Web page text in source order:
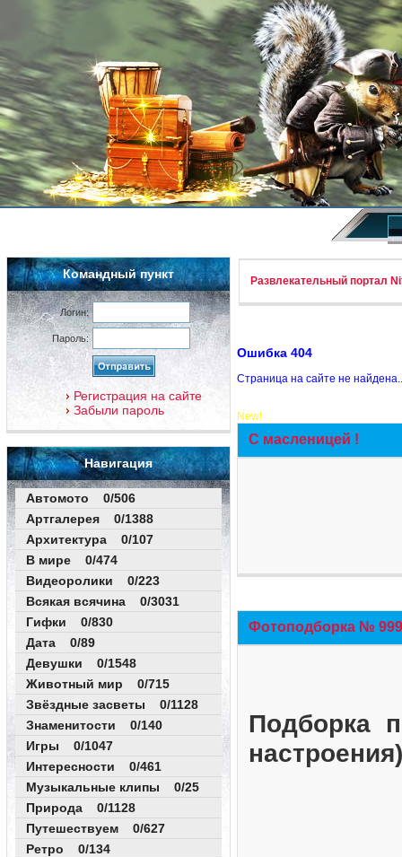
Командный пункт
Логин:
Пароль:
Регистрация на сайте
Забыли пароль
Навигация
Автомото 0/506
Артгалерея 0/1388
Архитектура 0/107
В мире 0/474
Видеоролики 0/223
Всякая всячина 0/3031
Гифки 0/830
Дата 0/89
Девушки 0/1548
Животный мир 0/715
Звёздные засветы 0/1128
Знаменитости 0/140
Игры 0/1047
Интересности 0/461
Музыкальные клипы 0/25
Природа 0/1128
Путешествуем 0/627
Ретро 0/134
Развлекательный портал
Ошибка 404
Страница на сайте не
New!
С масленицей !
Фотоподборка №
Подборка